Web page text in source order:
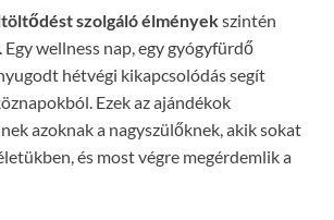
szolgáló élményekszintén
wellness nap, egy gyógyfürdő
hétvégi kikapcsolódás segít
Ezek az ajándékok
azoknak a nagyszülőknek, akik sokat
és most végre megérdemlik a